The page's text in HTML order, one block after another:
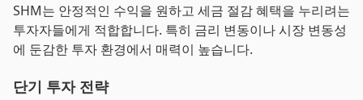
SHM는 안정적인 수익을 원하고 세금 절감 혜택을 누리려는
투자자들에게 적합합니다. 특히 금리 변동이나 시장 변동성
에 둔감한 투자 환경에서 매력이 높습니다.
단기 투자 전략